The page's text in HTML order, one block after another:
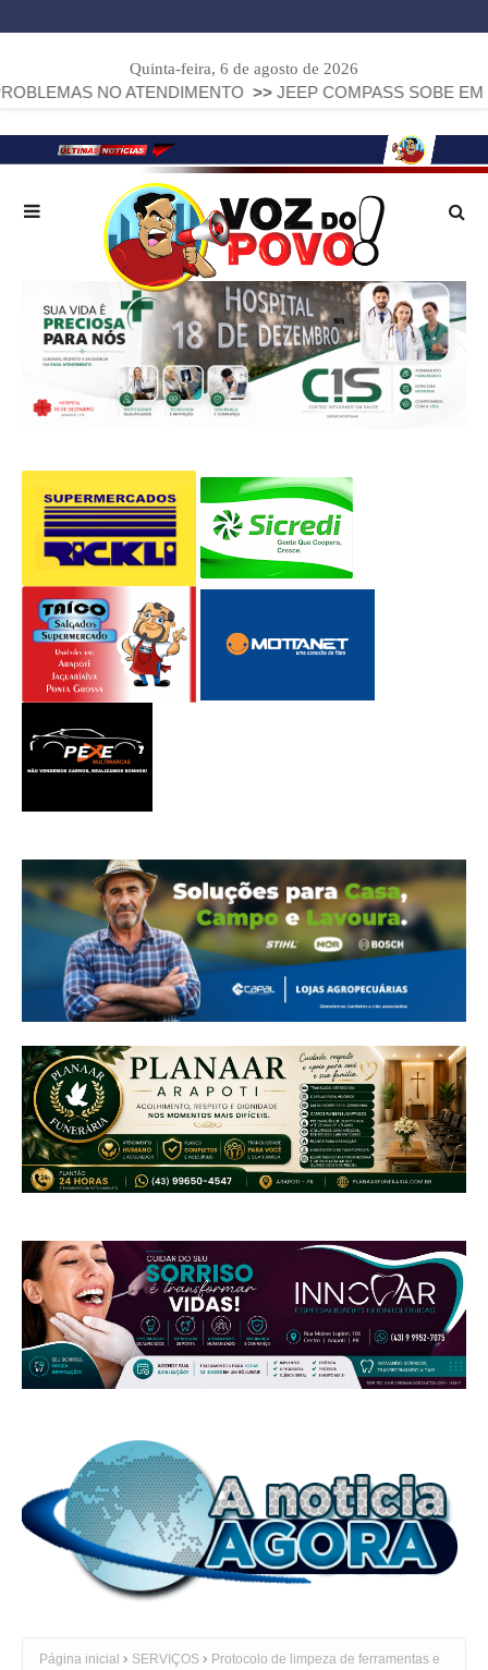
Quinta-feira, 6 de agosto de 2026
NO ATENDIMENTO >> JEEP COMPASS SOBE EM
Página inicial SERVIÇOS
Protocolo de limpeza de ferramentas e